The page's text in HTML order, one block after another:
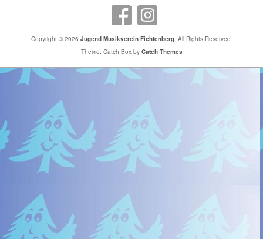
Copyright © 2026 Jugend Musikverein Fichtenberg. All Rights Reserved.
Theme: Catch Box by Catch Themes